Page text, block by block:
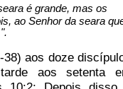
é grande, mas os
ao Senhor da seara
aos doze
aos setenta